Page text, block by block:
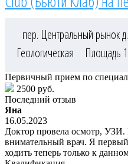
пер. Центральный рынок
Геологическая
Площадь
Первичный прием по
2500 руб.
Последний отзыв
Яна
16.05.2023
Доктор провела осмотр,
внимательный врач. Я
ходить теперь только к